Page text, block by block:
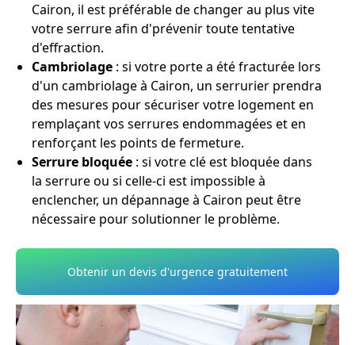
Cairon, il est préférable de changer au plus vite
votre serrure afin d'prévenir toute tentative
d'effraction.
Cambriolage : si votre porte a été fracturée lors
d'un cambriolage à Cairon, un serrurier prendra
des mesures pour sécuriser votre logement en
remplaçant vos serrures endommagées et en
renforçant les points de fermeture.
Serrure bloquée : si votre clé est bloquée dans
la serrure ou si celle-ci est impossible à
enclencher, un dépannage à Cairon peut être
nécessaire pour solutionner le problème.
Obtenir un devis d'urgence gratuitement